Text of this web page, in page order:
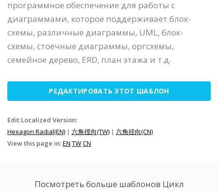
программное обеспечение для работы с
диаграммами, которое поддерживает блок-
схемы, различные диаграммы, UML, блок-
схемы, стоечные диаграммы, оргсхемы,
семейное дерево, ERD, план этажа и т.д.
РЕДАКТИРОВАТЬ ЭТОТ ШАБЛОН
Edit Localized Version:
Hexagon Radial(EN) | 六角徑向(TW) | 六角径向(CN)
View this page in:EN TWCN
Посмотреть больше шаблонов Цикл